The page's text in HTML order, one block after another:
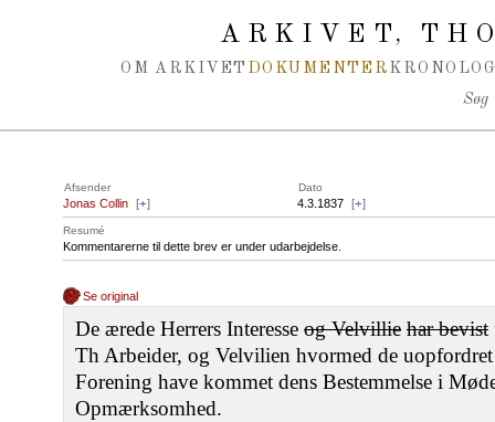
ARKIVET,
OM ARKIVET DOKUMENTER
Søg
Afsender Dato
Jonas Collin [+] 4.3.1837 [+]
Resumé
Kommentarerne til dette brev er under udarbejdelse.
Se original
De ærede Herrers Interesse og Velvillie har bevist
Th Arbeider, og Velvilien hvormed de
Forening have kommet dens Bestemmelse i
Opmærksomhed.